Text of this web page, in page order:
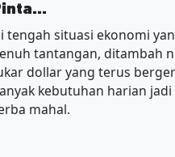
tengah situasi ekonomi
tantangan, ditambah
dollar yang terus
kebutuhan harian jadi
mahal.